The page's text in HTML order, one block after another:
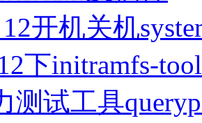
12开机关机
下initramfs-
测试工具